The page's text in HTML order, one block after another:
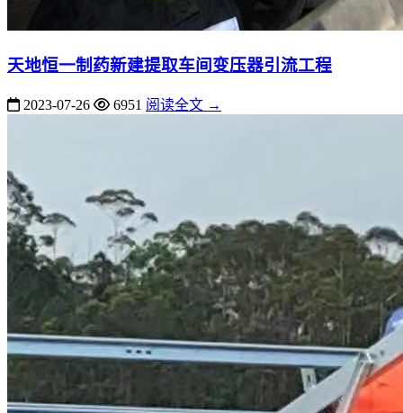
天地恒一制药新建提取车间变压器引流工程
2023-07-26 6951 阅读全文 →